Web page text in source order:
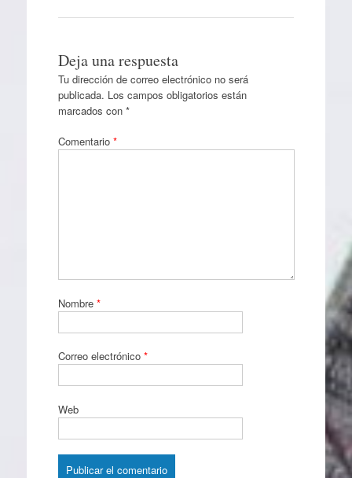
Deja una respuesta
Tu dirección de correo electrónico no será
publicada. Los campos obligatorios están
marcados con *
Comentario *
Nombre *
Correo electrónico *
Web